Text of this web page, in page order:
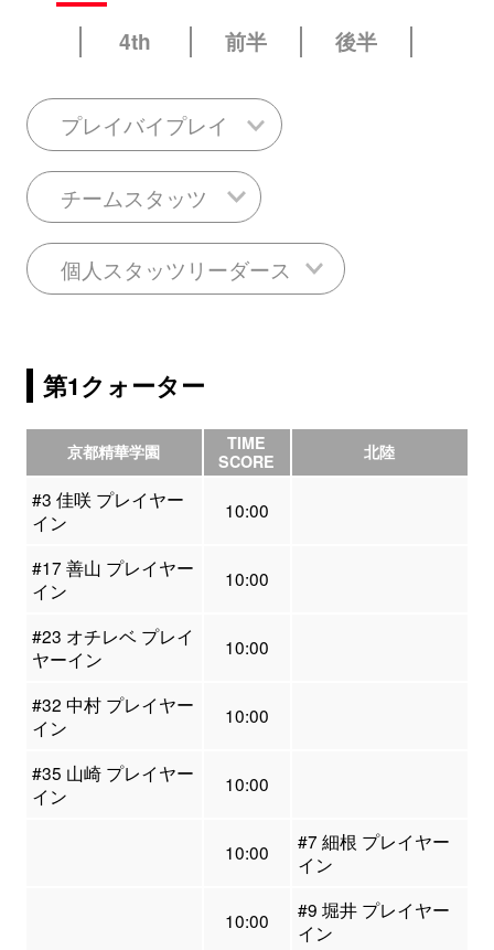
4th
前半 後半
プレイバイプレイ
チームスタッツ
個人スタッツリーダース
第1クォーター
京都精華学園
TIME
SCORE
北陸
#3 佳咲 プレイヤー
イン
10:00
#17 善山 プレイヤー
イン
10:00
#23 オチレベ プレイ
ヤーイン
10:00
#32 中村 プレイヤー
イン
10:00
#35 山崎 プレイヤー
イン
10:00
10:00
#7 細根 プレイヤー
イン
10:00
#9 堀井 プレイヤー
イン